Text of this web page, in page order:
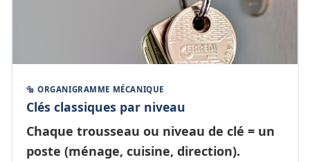
🔩 ORGANIGRAMME MÉCANIQUE
Clés classiques par niveau
Chaque trousseau ou niveau de clé = un
poste (ménage, cuisine, direction).